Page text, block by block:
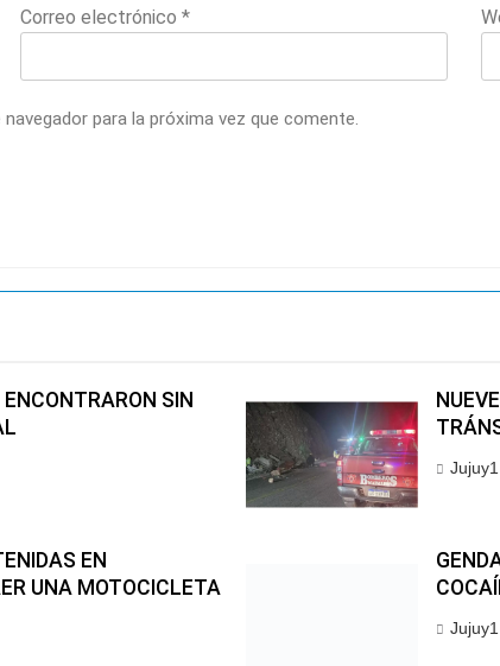
Correo electrónico*
para la próxima vez que comente.
SIN
Jujuy1
EN
UNA MOTOCICLETA
Jujuy1